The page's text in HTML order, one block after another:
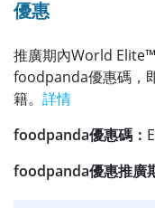
優惠
推廣期內World
foodpanda優惠碼，
籍。 詳情
foodpanda優惠碼：
foodpanda優惠推廣